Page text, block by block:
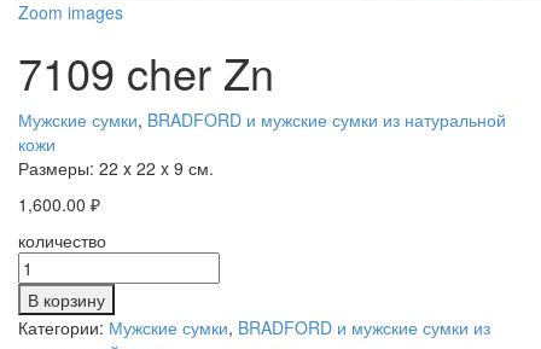
Zoom images
7109 cher Zn
Мужские сумки, BRADFORD и мужские сумки из натуральной
кожи
Размеры: 22 x 22 x 9 см.
1,600.00 ₽
количество
В корзину
Категории: Мужские сумки, BRADFORD и мужские сумки из